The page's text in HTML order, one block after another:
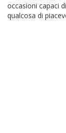
occasioni capaci
qualcosa di